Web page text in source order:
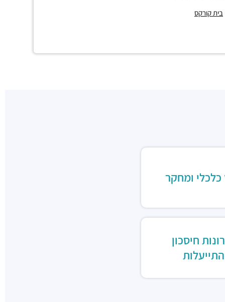
בית קורקס
כלכלי ומחקר
חיסכון